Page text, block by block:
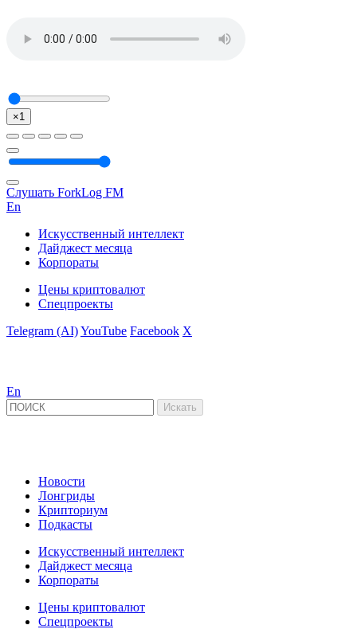
×1
Слушать ForkLog FM
En
Искусственный интеллект
Дайджест месяца
Корпораты
Цены криптовалют
Спецпроекты
Telegram (AI)YouTube Facebook X
En
Новости
Лонгриды
Крипториум
Подкасты
Искусственный интеллект
Дайджест месяца
Корпораты
Цены криптовалют
Спецпроекты